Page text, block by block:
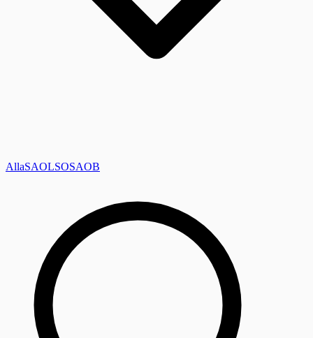
AllaSAOLSOSAOB